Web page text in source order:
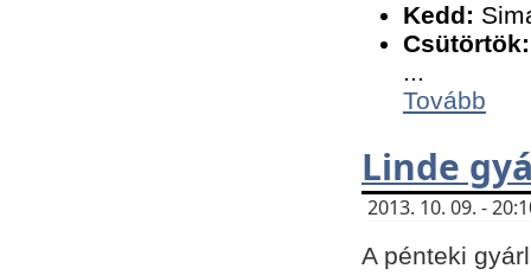
Kedd:
Csütörtök:
...
Tovább
Linde
2013. 10. 09. -
A pénteki